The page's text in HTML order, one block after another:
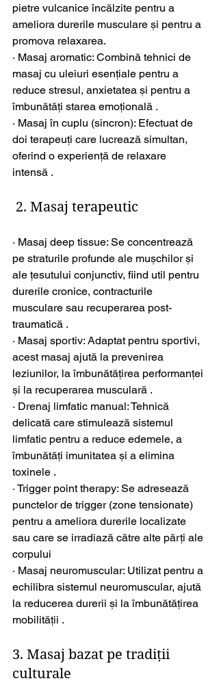
pietre vulcanice încălzite pentru a
ameliora durerile musculare și pentru a
promova relaxarea.
· Masaj aromatic: Combină tehnici de
masaj cu uleiuri esențiale pentru a
reduce stresul, anxietatea și pentru a
îmbunătăți starea emoțională .
· Masaj în cuplu (sincron): Efectuat de
doi terapeuți care lucrează simultan,
oferind o experiență de relaxare
intensă .
2. Masaj terapeutic
· Masaj deep tissue: Se concentrează
pe straturile profunde ale mușchilor și
ale țesutului conjunctiv, fiind util pentru
durerile cronice, contracturile
musculare sau recuperarea post-
traumatică .
· Masaj sportiv: Adaptat pentru sportivi,
acest masaj ajută la prevenirea
leziunilor, la îmbunătățirea performanței
și la recuperarea musculară .
· Drenaj limfatic manual: Tehnică
delicată care stimulează sistemul
limfatic pentru a reduce edemele, a
îmbunătăți imunitatea și a elimina
toxinele .
· Trigger point therapy: Se adresează
punctelor de trigger (zone tensionate)
pentru a ameliora durerile localizate
sau care se irradiază către alte părți ale
corpului
· Masaj neuromuscular: Utilizat pentru a
echilibra sistemul neuromuscular, ajută
la reducerea durerii și la îmbunătățirea
mobilității .
3. Masaj bazat pe tradiții
culturale